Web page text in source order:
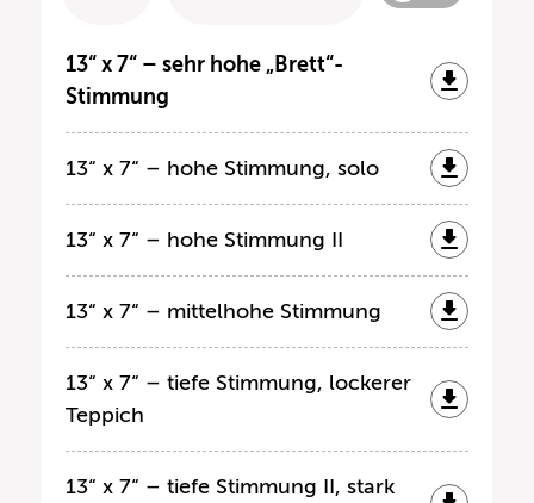
13“ x 7“ – sehr hohe „Brett“-
Stimmung
13“ x 7“ – hohe Stimmung, solo
13“ x 7“ – hohe Stimmung II
13“ x 7“ – mittelhohe Stimmung
13“ x 7“ – tiefe Stimmung, lockerer
Teppich
13“ x 7“ – tiefe Stimmung II, stark